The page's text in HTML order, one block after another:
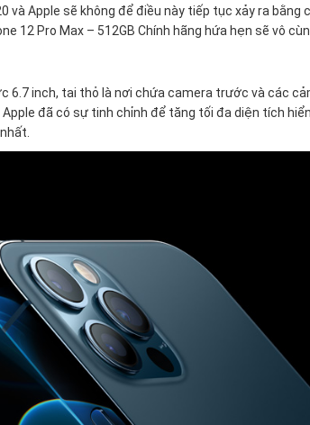
và Apple sẽ không để điều này tiếp tục xảy ra bằng
12 Pro Max – 512GB Chính hãng hứa hẹn sẽ vô
6.7 inch, tai thỏ là nơi chứa camera trước và các
Apple đã có sự tinh chỉnh để tăng tối đa diện tích